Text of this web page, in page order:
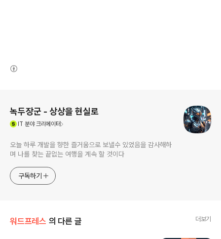
녹두장군 - 상상을 현실로
IT 분야 크리에이터
오늘 하루 개발을 향한 즐거움으로 보낼수 있었음을 감사해하
며 나를 찾는 끝없는 여행을 계속 할 것이다
구독하기
워드프레스 의 다른 글 더보기